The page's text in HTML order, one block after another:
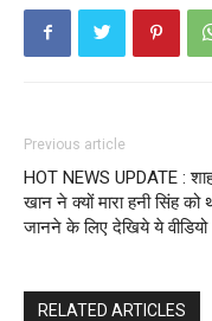
Previous article
HOT NEWS UPDATE :
खान ने क्यों मारा हनी सिंह को
जानने के लिए देखिये ये वीडियो
RELATED ARTICLES